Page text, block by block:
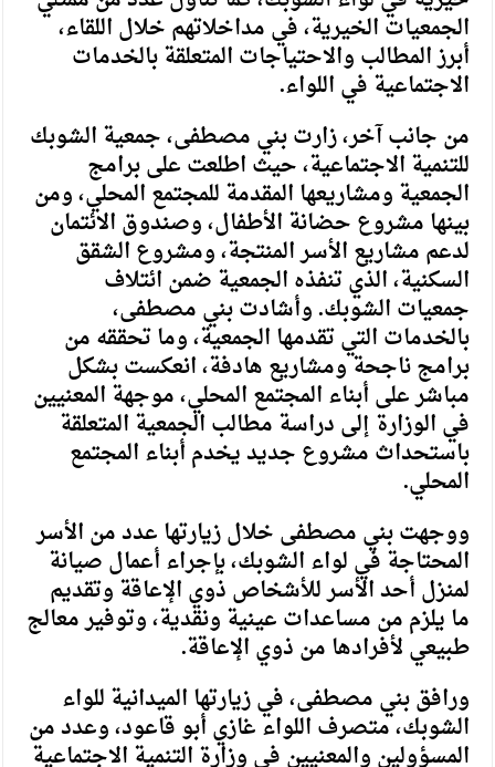
الجمعيات الخيرية، في مداخلاتهم خلال اللقاء،
أبرز المطالب والاحتياجات المتعلقة بالخدمات
الاجتماعية في اللواء.
من جانب آخر، زارت بني مصطفى، جمعية الشوبك
للتنمية الاجتماعية، حيث اطلعت على برامج
الجمعية ومشاريعها المقدمة للمجتمع المحلي، ومن
بينها مشروع حضانة الأطفال، وصندوق الائتمان
لدعم مشاريع الأسر المنتجة، ومشروع الشقق
السكنية، الذي تنفذه الجمعية ضمن ائتلاف
جمعيات الشوبك. وأشادت بني مصطفى،
بالخدمات التي تقدمها الجمعية، وما تحققه من
برامج ناجحة ومشاريع هادفة، انعكست بشكل
مباشر على أبناء المجتمع المحلي، موجهة المعنيين
في الوزارة إلى دراسة مطالب الجمعية المتعلقة
باستحداث مشروع جديد يخدم أبناء المجتمع
المحلي.
ووجهت بني مصطفى خلال زيارتها عدد من الأسر
المحتاجة في لواء الشوبك، بإجراء أعمال صيانة
لمنزل أحد الأسر للأشخاص ذوي الإعاقة وتقديم
ما يلزم من مساعدات عينية ونقدية، وتوفير معالج
طبيعي لأفرادها من ذوي الإعاقة.
ورافق بني مصطفى، في زيارتها الميدانية للواء
الشوبك، متصرف اللواء غازي أبو قاعود، وعدد من
المسؤولين والمعنيين في وزارة التنمية الاجتماعية